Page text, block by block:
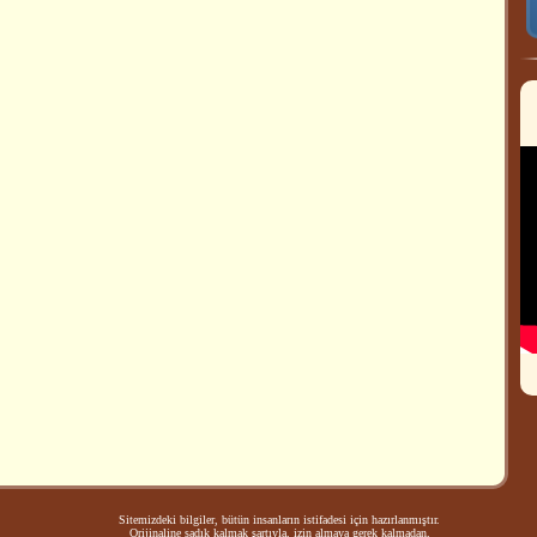
Sitemizdeki bilgiler, bütün insanların istifadesi için hazırlanmıştır.
Orijinaline sadık kalmak şartıyla, izin almaya gerek kalmadan,